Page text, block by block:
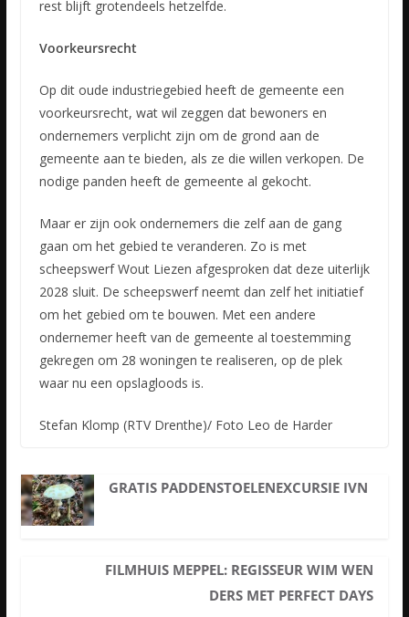
rest blijft grotendeels hetzelfde.
Voorkeursrecht
Op dit oude industriegebied heeft de gemeente een
voorkeursrecht, wat wil zeggen dat bewoners en
ondernemers verplicht zijn om de grond aan de
gemeente aan te bieden, als ze die willen verkopen. De
nodige panden heeft de gemeente al gekocht.
Maar er zijn ook ondernemers die zelf aan de gang
gaan om het gebied te veranderen. Zo is met
scheepswerf Wout Liezen afgesproken dat deze uiterlijk
2028 sluit. De scheepswerf neemt dan zelf het initiatief
om het gebied om te bouwen. Met een andere
ondernemer heeft van de gemeente al toestemming
gekregen om 28 woningen te realiseren, op de plek
waar nu een opslagloods is.
Stefan Klomp (RTV Drenthe)/ Foto Leo de Harder
GRATIS PADDENSTOELENEXCURSIE IVN
FILMHUIS MEPPEL: REGISSEUR WIM WEN
DERS MET PERFECT DAYS